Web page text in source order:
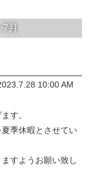
7月
10:00 AM
す。
季休暇とさせてい
すようお願い致し